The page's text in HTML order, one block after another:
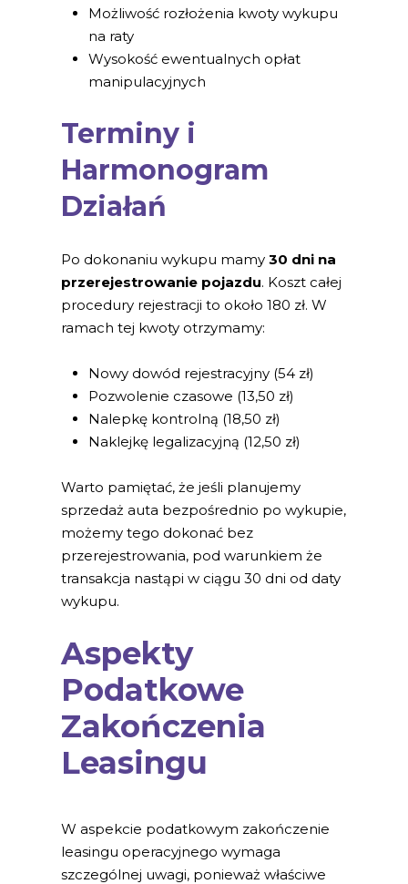
Możliwość rozłożenia kwoty wykupu
na raty
Wysokość ewentualnych opłat
manipulacyjnych
Terminy i
Harmonogram
Działań
Po dokonaniu wykupu mamy 30 dni na
przerejestrowanie pojazdu. Koszt całej
procedury rejestracji to około 180 zł. W
ramach tej kwoty otrzymamy:
Nowy dowód rejestracyjny (54 zł)
Pozwolenie czasowe (13,50 zł)
Nalepkę kontrolną (18,50 zł)
Naklejkę legalizacyjną (12,50 zł)
Warto pamiętać, że jeśli planujemy
sprzedaż auta bezpośrednio po wykupie,
możemy tego dokonać bez
przerejestrowania, pod warunkiem że
transakcja nastąpi w ciągu 30 dni od daty
wykupu.
Aspekty
Podatkowe
Zakończenia
Leasingu
W aspekcie podatkowym zakończenie
leasingu operacyjnego wymaga
szczególnej uwagi, ponieważ właściwe